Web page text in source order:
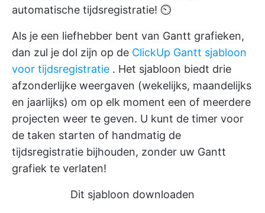
automatische tijdsregistratie! ⏲
Als je een liefhebber bent van Gantt grafieken,
dan zul je dol zijn op de ClickUp Gantt sjabloon
voor tijdsregistratie . Het sjabloon biedt drie
afzonderlijke weergaven (wekelijks, maandelijks
en jaarlijks) om op elk moment een of meerdere
projecten weer te geven. U kunt de timer voor
de taken starten of handmatig de
tijdsregistratie bijhouden, zonder uw Gantt
grafiek te verlaten!
Dit sjabloon downloaden